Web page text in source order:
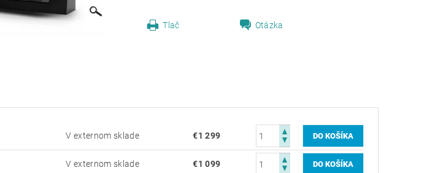
Tlač Otázka
V externom sklade €1 299
V externom sklade €1 099